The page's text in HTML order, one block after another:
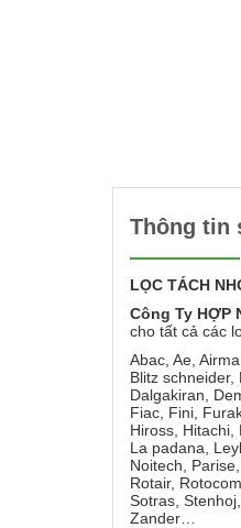
Thông tin
LỌC TÁCH
Công Ty HỢP
cho tất cả các
Abac, Ae,
Blitz schneider,
Dalgakiran,
Fiac, Fini,
Hiross, Hitachi,
La padana,
Noitech,
Rotair,
Sotras,
Zander…